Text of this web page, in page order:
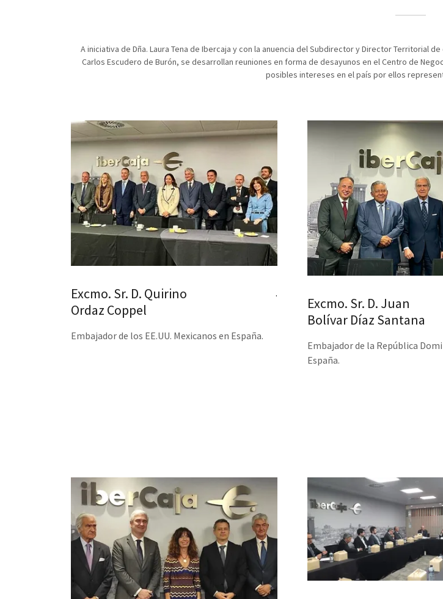
A iniciativa de Dña. Laura Tena de Ibercaja y con la anuencia del Subdirector y Director Territorial
Carlos Escudero de Burón, se desarrollan reuniones en forma de desayunos en el Centro de
posibles intereses en el país por ellos
Excmo. Sr. D. Quirino
Ordaz Coppel
.
Embajador de los EE.UU. Mexicanos en España.
Excmo. Sr. D. Juan
Bolívar Díaz Santana
Embajador de la República
España.